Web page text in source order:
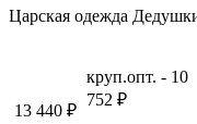
Царская одежда
13 440 ₽
круп.опт. - 10
752 ₽